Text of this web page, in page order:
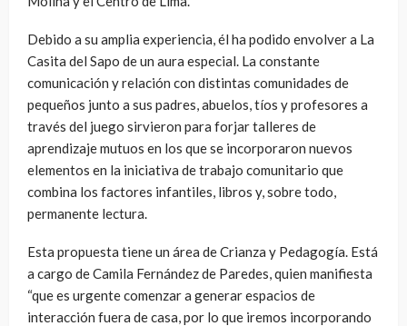
Debido a su amplia experiencia, él ha podido envolver a La
Casita del Sapo de un aura especial. La constante
comunicación y relación con distintas comunidades de
pequeños junto a sus padres, abuelos, tíos y profesores a
través del juego sirvieron para forjar talleres de
aprendizaje mutuos en los que se incorporaron nuevos
elementos en la iniciativa de trabajo comunitario que
combina los factores infantiles, libros y, sobre todo,
permanente lectura.
Esta propuesta tiene un área de Crianza y Pedagogía. Está
a cargo de Camila Fernández de Paredes, quien manifiesta
“que es urgente comenzar a generar espacios de
interacción fuera de casa, por lo que iremos incorporando